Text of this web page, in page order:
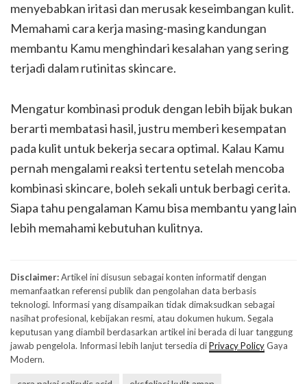
menyebabkan iritasi dan merusak keseimbangan kulit.
Memahami cara kerja masing-masing kandungan
membantu Kamu menghindari kesalahan yang sering
terjadi dalam rutinitas skincare.
Mengatur kombinasi produk dengan lebih bijak bukan
berarti membatasi hasil, justru memberi kesempatan
pada kulit untuk bekerja secara optimal. Kalau Kamu
pernah mengalami reaksi tertentu setelah mencoba
kombinasi skincare, boleh sekali untuk berbagi cerita.
Siapa tahu pengalaman Kamu bisa membantu yang lain
lebih memahami kebutuhan kulitnya.
Disclaimer:Artikel ini disusun sebagai konten informatif dengan
memanfaatkan referensi publik dan pengolahan data berbasis
teknologi. Informasi yang disampaikan tidak dimaksudkan sebagai
nasihat profesional, kebijakan resmi, atau dokumen hukum. Segala
keputusan yang diambil berdasarkan artikel ini berada di luar tanggung
jawab pengelola. Informasi lebih lanjut tersedia diPrivacy PolicyGaya
Modern.